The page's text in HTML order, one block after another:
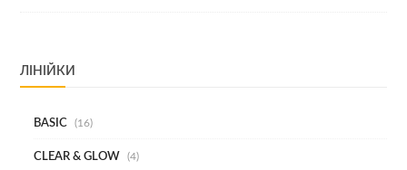
ЛІНІЙКИ
BASIC 16
CLEAR & GLOW 4